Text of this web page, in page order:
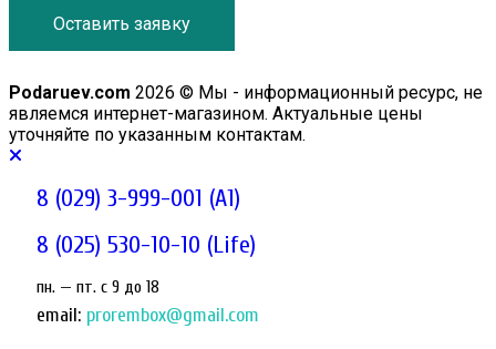
Оставить заявку
Podaruev.com 2026 © Мы - информационный ресурс, не
являемся интернет-магазином. Актуальные цены
уточняйте по указанным контактам.
8 (029) 3-999-001 (A1)
8 (025) 530-10-10 (Life)
пн. — пт. c 9 до 18
email: prorembox@gmail.com